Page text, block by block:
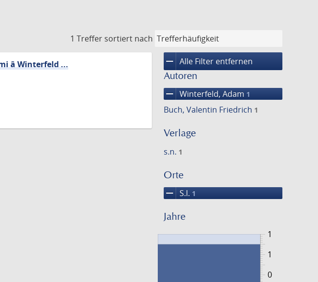
1 Treffer sortiert nach
remove Alle Filter entfernen
Autoren
remove Winterfeld, Adam 1
Buch, Valentin Friedrich 1
Verlage
s.n. 1
Orte
remove S.l. 1
Jahre
1
0
1
â Winterfeld ...